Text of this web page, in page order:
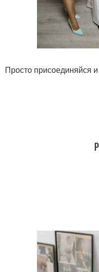
Просто присоединяйся